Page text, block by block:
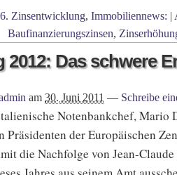
6. Zinsentwicklung, Immobiliennews: |
Baufinanzierungszinsen,
Das schwere
am 30. Juni 2011 — Schreibe
Notenbankchef, Mario
Präsidenten der Europäischen
die Nachfolge von Jean-